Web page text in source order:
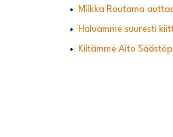
Miikka Routama
Haluamme suuresti
Kiitämme Aito